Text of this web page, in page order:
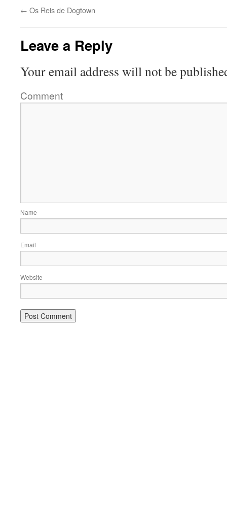
← Os Reis de Dogtown
Leave a Reply
Your email address will not be
Comment
Name
Email
Website